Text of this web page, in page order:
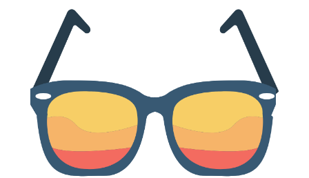
woning en krijgt extra karakter door de schuine kap. De tweede
kamer ligt aan de achterzijde en biedt eveneens voldoende ruimte
voor slapen, werken of hobby’s. In deze kamer zijn ook de cv-
ketel en de mechanische ventilatie-unit geplaatst. Beide kamers
beschikken over Velux dakramen met ingebouwde verduistering
en zonwering, waardoor het ook op deze verdieping aangenaam
licht én comfortabel is. Bovendien is er in beide kamers veel
praktische bergruimte achter de diepe knieschotten – ideaal om
spullen netjes uit het zicht op te bergen.
Tuin & Berging